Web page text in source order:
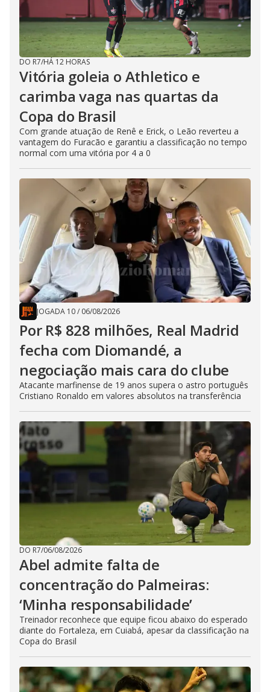
DO R7/HÁ 12 HORAS
Vitória goleia o Athletico e
carimba vaga nas quartas da
Copa do Brasil
Com grande atuação de Renê e Erick, o Leão reverteu a
vantagem do Furacão e garantiu a classificação no tempo
normal com uma vitória por 4 a 0
JOGADA 10/ 06/08/2026
Por R$ 828 milhões, Real Madrid
fecha com Diomandé, a
negociação mais cara do clube
Atacante marfinense de 19 anos supera o astro português
Cristiano Ronaldo em valores absolutos na transferência
DO R7/06/08/2026
Abel admite falta de
concentração do Palmeiras:
‘Minha responsabilidade’
Treinador reconhece que equipe ficou abaixo do esperado
diante do Fortaleza, em Cuiabá, apesar da classificação na
Copa do Brasil